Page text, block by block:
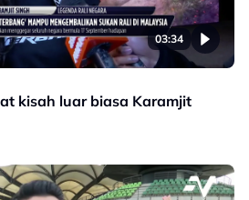
03:34
kisah luar biasa Karamjit